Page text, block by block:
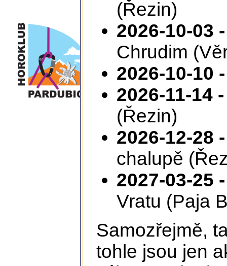
(Řezin)
2026-10-03
Chrudim
2026-10-10
2026-11-14
(Řezin)
2026-12-28
chalupě
2027-03-25
Vratu (Paja
Samozřejmě,
tohle jsou jen